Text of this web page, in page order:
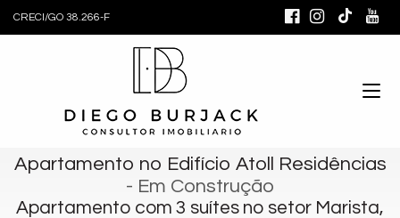
CRECI/GO 38.266-F
Apartamento no Edifício Atoll Residências
- Em Construção
Apartamento com 3 suítes no setor Marista,